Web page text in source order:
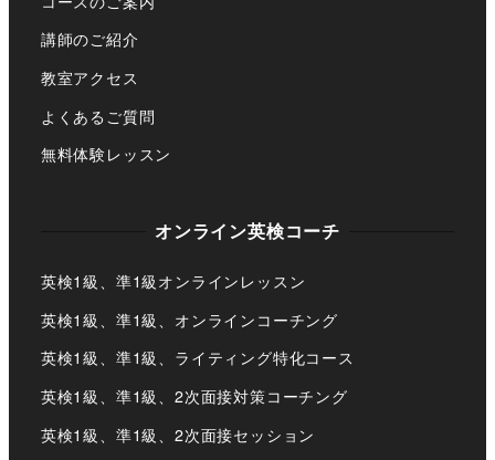
講師のご紹介
教室アクセス
よくあるご質問
無料体験レッスン
オンライン英検コーチ
英検1級、準1級オンラインレッスン
英検1級、準1級、オンラインコーチング
英検1級、準1級、ライティング特化コース
英検1級、準1級、2次面接対策コーチング
英検1級、準1級、2次面接セッション